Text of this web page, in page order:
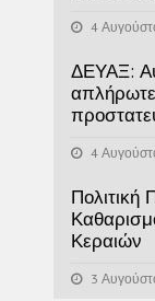
4
ΔΕΥΑΞ:
4
Κεραιών
3